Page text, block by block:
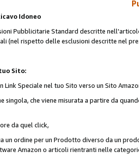
Idoneo
Pubblicitarie Standard descritte
(nel rispetto delle esclusioni descritte nel
Sito:
Link Speciale nel tuo Sito verso un Sito
singola, che viene misurata a partire da
da quel click,
ordine per un Prodotto diverso da un
Amazon o articoli rientranti nelle categorie